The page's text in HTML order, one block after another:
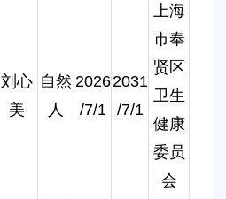
刘心
美
自然
人
2026
/7/1
2031
/7/1
上海
市奉
贤区
卫生
健康
委员
会